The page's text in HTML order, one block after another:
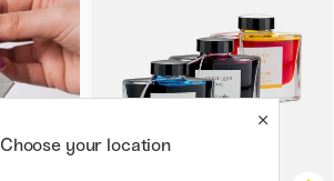
Choose your location